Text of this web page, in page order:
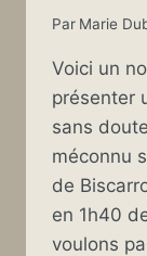
Par Marie
Voici un
présenter
sans
méconnu
de
en 1h40
voulons